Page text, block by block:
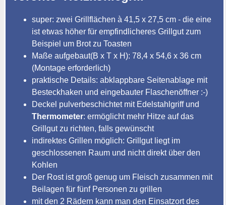
super: zwei Grillflächen à 41,5 x 27,5 cm - die eine
ist etwas höher für empfindlicheres Grillgut zum
Beispiel um Brot zu Toasten
Maße aufgebaut(B x T x H): 78,4 x 54,6 x 36 cm
(Montage erforderlich)
praktische Details: abklappbare Seitenablage mit
Besteckhaken und eingebauter Flaschenöffner :-)
Deckel pulverbeschichtet mit Edelstahlgriff und
Thermometer: ermöglicht mehr Hitze auf das
Grillgut zu richten, falls gewünscht
indirektes Grillen möglich: Grillgut liegt im
geschlossenen Raum und nicht direkt über den
Kohlen
Der Rost ist groß genug um Fleisch zusammen mit
Beilagen für fünf Personen zu grillen
mit den 2 Rädern kann man den Einsatzort des